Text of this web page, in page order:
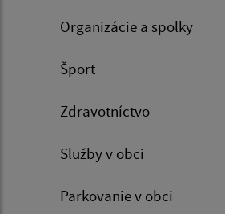
Organizácie a spolky
Šport
Zdravotníctvo
Služby v obci
Parkovanie v obci